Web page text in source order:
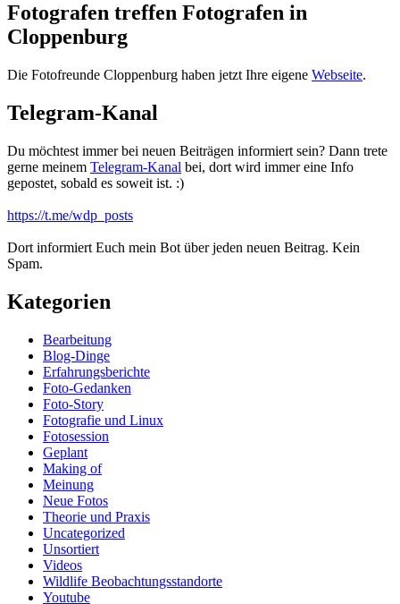
Fotografen treffen Fotografen in
Cloppenburg
Die Fotofreunde Cloppenburg haben jetzt Ihre eigene Webseite.
Telegram-Kanal
Du möchtest immer bei neuen Beiträgen informiert sein? Dann trete
gerne meinem Telegram-Kanal bei, dort wird immer eine Info
gepostet, sobald es soweit ist. :)
https://t.me/wdp_posts
Dort informiert Euch mein Bot über jeden neuen Beitrag. Kein
Spam.
Kategorien
Bearbeitung
Blog-Dinge
Erfahrungsberichte
Foto-Gedanken
Foto-Story
Fotografie und Linux
Fotosession
Geplant
Making of
Meinung
Neue Fotos
Theorie und Praxis
Uncategorized
Unsortiert
Videos
Wildlife Beobachtungsstandorte
Youtube